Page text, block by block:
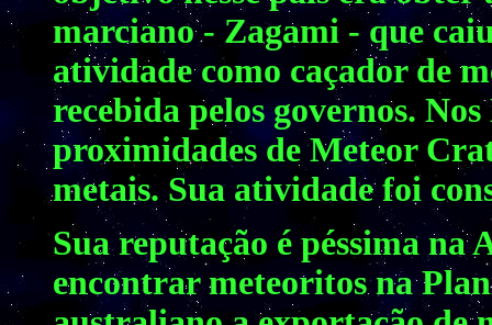
marciano - Zagami - que
atividade como caçador de
recebida pelos governos.
proximidades de Meteor
metais. Sua atividade foi
Sua reputação é péssima
encontrar meteoritos na